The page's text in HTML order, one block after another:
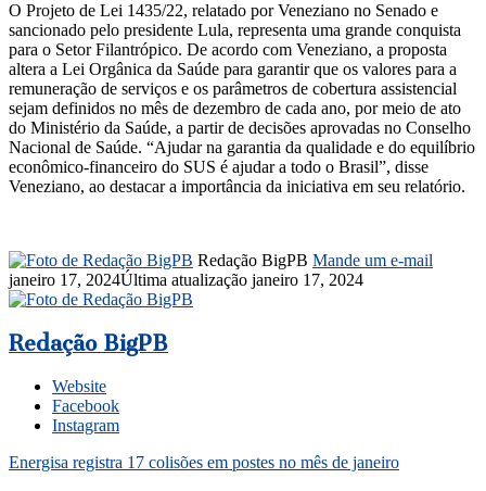
O Projeto de Lei 1435/22, relatado por Veneziano no Senado e
sancionado pelo presidente Lula, representa uma grande conquista
para o Setor Filantrópico. De acordo com Veneziano, a proposta
altera a Lei Orgânica da Saúde para garantir que os valores para a
remuneração de serviços e os parâmetros de cobertura assistencial
sejam definidos no mês de dezembro de cada ano, por meio de ato
do Ministério da Saúde, a partir de decisões aprovadas no Conselho
Nacional de Saúde. “Ajudar na garantia da qualidade e do equilíbrio
econômico-financeiro do SUS é ajudar a todo o Brasil”, disse
Veneziano, ao destacar a importância da iniciativa em seu relatório.
Redação BigPB Mande um e-mail
janeiro 17, 2024Última atualização janeiro 17, 2024
Redação BigPB
Website
Facebook
Instagram
Energisa registra 17 colisões em postes no mês de janeiro